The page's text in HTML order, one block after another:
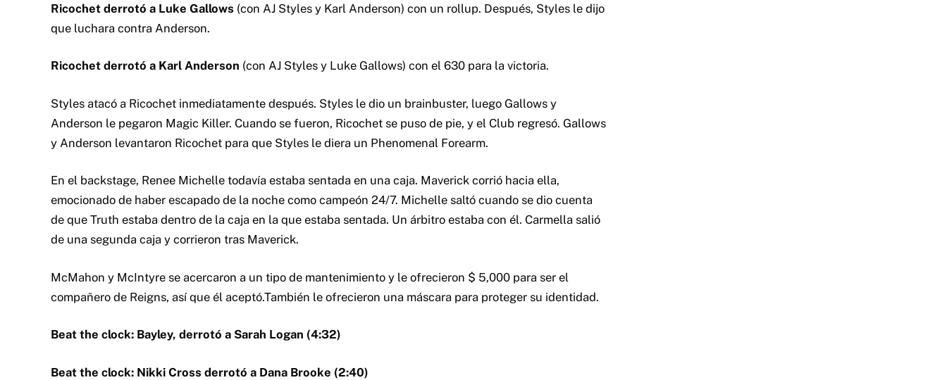
Ricochet derrotó a Luke Gallows (con AJ Styles y Karl Anderson) con un rollup. Después, Styles le dijo
que luchara contra Anderson.
Ricochet derrotó a Karl Anderson (con AJ Styles y Luke Gallows) con el 630 para la victoria.
Styles atacó a Ricochet inmediatamente después. Styles le dio un brainbuster, luego Gallows y
Anderson le pegaron Magic Killer. Cuando se fueron, Ricochet se puso de pie, y el Club regresó. Gallows
y Anderson levantaron Ricochet para que Styles le diera un Phenomenal Forearm.
En el backstage, Renee Michelle todavía estaba sentada en una caja. Maverick corrió hacia ella,
emocionado de haber escapado de la noche como campeón 24/7. Michelle saltó cuando se dio cuenta
de que Truth estaba dentro de la caja en la que estaba sentada. Un árbitro estaba con él. Carmella salió
de una segunda caja y corrieron tras Maverick.
McMahon y McIntyre se acercaron a un tipo de mantenimiento y le ofrecieron $ 5,000 para ser el
compañero de Reigns, así que él aceptó.También le ofrecieron una máscara para proteger su identidad.
Beat the clock: Bayley, derrotó a Sarah Logan (4:32)
Beat the clock: Nikki Cross derrotó a Dana Brooke (2:40)